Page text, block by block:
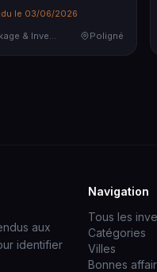
le 03/06/2026
Poligné
aux
identifier
Navigation
Tous les
Catégories
Villes
Bonnes